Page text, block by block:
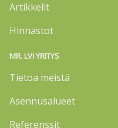
Artikkelit
Hinnastot
MR. LVI YRITYS
Tietoa meistä
Asennusalueet
Referenssit